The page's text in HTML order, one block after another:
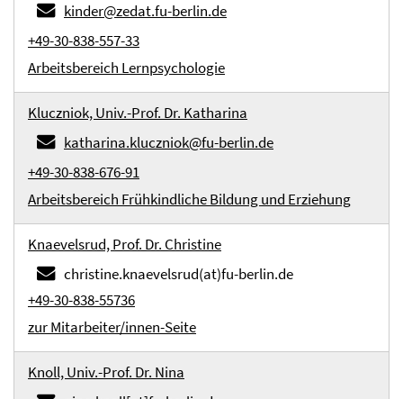
kinder@zedat.fu-berlin.de
+49-30-838-557-33
Arbeitsbereich Lernpsychologie
Kluczniok, Univ.-Prof. Dr. Katharina
katharina.kluczniok@fu-berlin.de
+49-30-838-676-91
Arbeitsbereich Frühkindliche Bildung und Erziehung
Knaevelsrud, Prof. Dr. Christine
christine.knaevelsrud(at)fu-berlin.de
+49-30-838-55736
zur Mitarbeiter/innen-Seite
Knoll, Univ.-Prof. Dr. Nina